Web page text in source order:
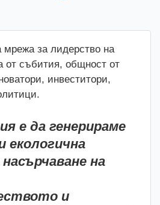
мрежа за лидерство на
от събития, общност от
инвеститори,
е да генерираме
екологична
на
и